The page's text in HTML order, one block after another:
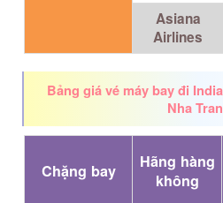
Asiana
Airlines
Bảng giá vé máy bay đi
Nha
Chặng bay
Hãng hàng
không